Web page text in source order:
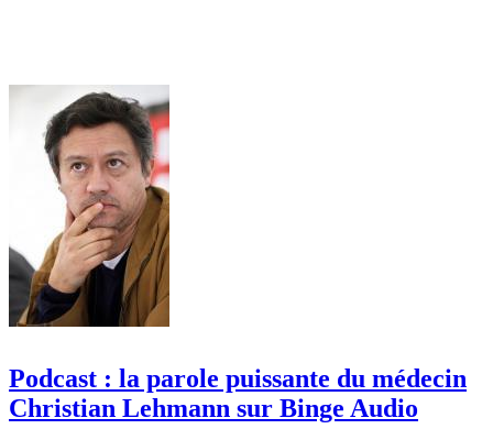
Podcast : la parole puissante du médecin
Christian Lehmann sur Binge Audio